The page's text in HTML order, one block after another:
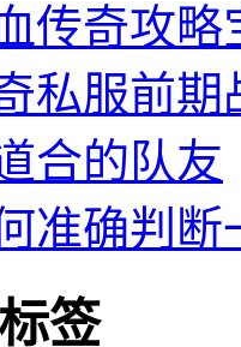
传奇攻略
私服前期
合的队友
准确判断
签